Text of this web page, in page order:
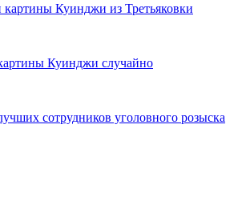
Куинджи из Третьяковки
Куинджи случайно
сотрудников уголовного розыска